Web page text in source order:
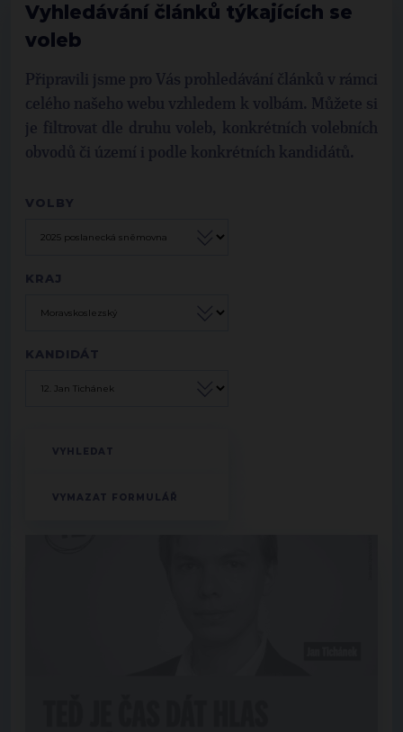
Vyhledávání článků týkajících se
voleb
Připravili jsme pro Vás prohledávání článků v rámci
celého našeho webu vzhledem k volbám. Můžete si
je filtrovat dle druhu voleb, konkrétních volebních
obvodů či území i podle konkrétních kandidátů.
VOLBY
KRAJ
KANDIDÁT